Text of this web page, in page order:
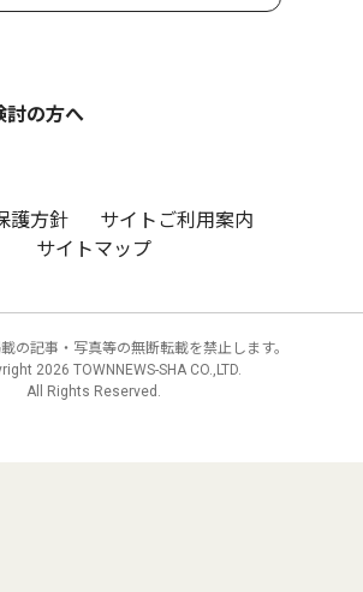
討の方へ
護方針
サイトご利用案内
サイトマップ
の記事・写真等の無断転載を禁止します。
2026 TOWNNEWS-SHA CO.,LTD.
All Rights Reserved.